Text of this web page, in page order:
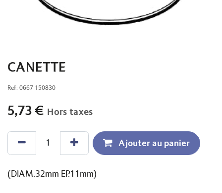
CANETTE
Ref: 0667 150830
5,73 € Hors taxes
Ajouter au panier
(DIAM.32mm EP.11mm)